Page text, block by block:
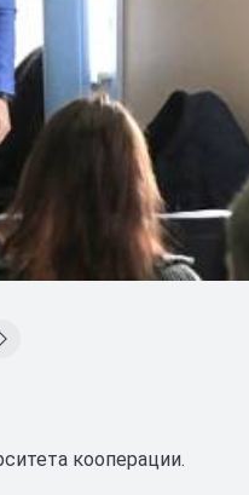
кооперации.